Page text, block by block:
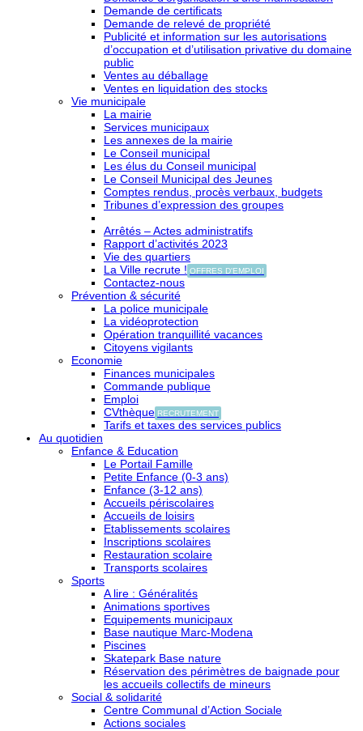
Demande de certificats
Demande de relevé de propriété
Publicité et information sur les autorisations
d’occupation et d’utilisation privative du domaine
public
Ventes au déballage
Ventes en liquidation des stocks
Vie municipale
La mairie
Services municipaux
Les annexes de la mairie
Le Conseil municipal
Les élus du Conseil municipal
Le Conseil Municipal des Jeunes
Comptes rendus, procès verbaux, budgets
Tribunes d’expression des groupes
Arrêtés – Actes administratifs
Rapport d’activités 2023
Vie des quartiers
La Ville recrute ! OFFRES D'EMPLOI
Contactez-nous
Prévention & sécurité
La police municipale
La vidéoprotection
Opération tranquillité vacances
Citoyens vigilants
Economie
Finances municipales
Commande publique
Emploi
CVthèque RECRUTEMENT
Tarifs et taxes des services publics
Au quotidien
Enfance & Education
Le Portail Famille
Petite Enfance (0-3 ans)
Enfance (3-12 ans)
Accueils périscolaires
Accueils de loisirs
Etablissements scolaires
Inscriptions scolaires
Restauration scolaire
Transports scolaires
Sports
A lire : Généralités
Animations sportives
Equipements municipaux
Base nautique Marc-Modena
Piscines
Skatepark Base nature
Réservation des périmètres de baignade pour
les accueils collectifs de mineurs
Social & solidarité
Centre Communal d’Action Sociale
Actions sociales